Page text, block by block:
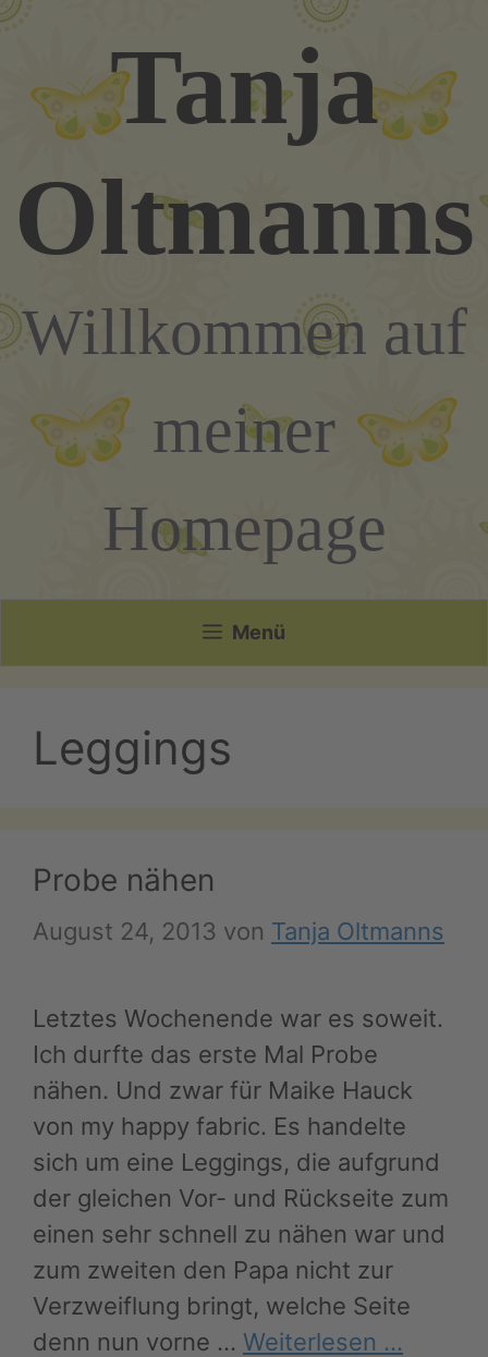
Zum
springen Tanja
Oltmanns
Willkommen auf
meiner
Homepage
Menü
Leggings
Probe nähen
August 24, 2013 von Tanja Oltmanns
Letztes Wochenende war es soweit.
Ich durfte das erste Mal Probe
nähen. Und zwar für Maike Hauck
von my happy fabric. Es handelte
sich um eine Leggings, die aufgrund
der gleichen Vor- und Rückseite zum
einen sehr schnell zu nähen war und
zum zweiten den Papa nicht zur
Verzweiflung bringt, welche Seite
denn nun vorne … Weiterlesen …